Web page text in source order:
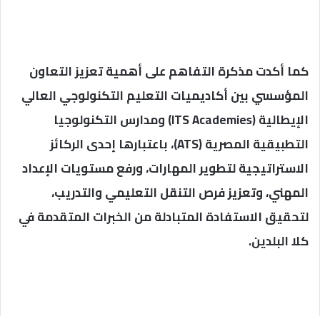
كما أكدت مذكرة التفاهم على أهمية تعزيز التعاون
المؤسسي بين أكاديميات التعليم التكنولوجي العالي
الإيطالية (ITS Academies) ومدارس التكنولوجيا
التطبيقية المصرية (ATS)، باعتبارها إحدى الركائز
الاستراتيجية لتطوير المهارات، ورفع مستويات الإعداد
المهني، وتعزيز فرص التنقل التعليمي والتدريب،
لتحقيق الاستفادة المتبادلة من الخبرات المتقدمة في
كلا البلدين.